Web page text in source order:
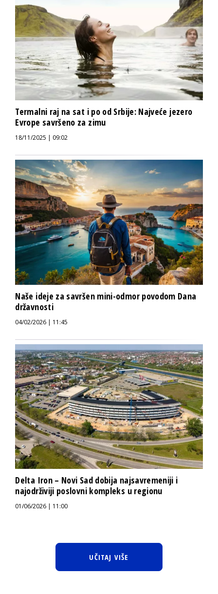
Termalni raj na sat i po od Srbije: Najveće jezero
Evrope savršeno za zimu
18/11/2025 | 09:02
Naše ideje za savršen mini-odmor povodom Dana
državnosti
04/02/2026 | 11:45
Delta Iron – Novi Sad dobija najsavremeniji i
najodrživiji poslovni kompleks u regionu
01/06/2026 | 11:00
UČITAJ VIŠE